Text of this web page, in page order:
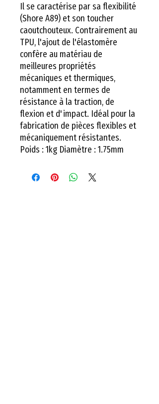
Il se caractérise par sa flexibilité
(Shore A89) et son toucher
caoutchouteux. Contrairement au
TPU, l'ajout de l'élastomère
confère au matériau de
meilleures propriétés
mécaniques et thermiques,
notamment en termes de
résistance à la traction, de
flexion et d'impact. Idéal pour la
fabrication de pièces flexibles et
mécaniquement résistantes.
Poids : 1kg Diamètre : 1.75mm